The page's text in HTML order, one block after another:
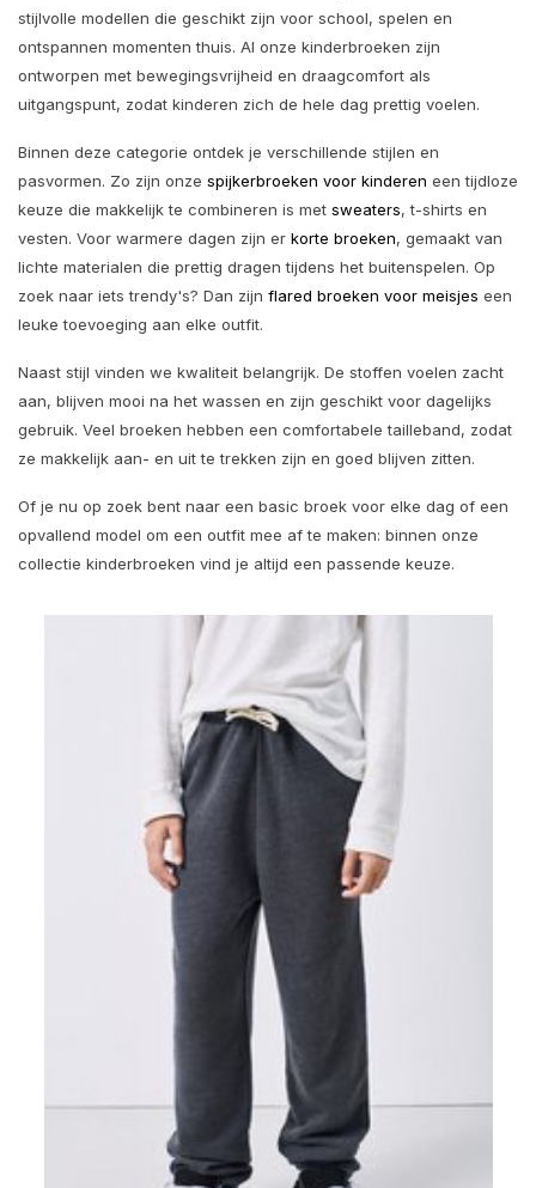
stijlvolle modellen die geschikt zijn voor school, spelen en
ontspannen momenten thuis. Al onze kinderbroeken zijn
ontworpen met bewegingsvrijheid en draagcomfort als
uitgangspunt, zodat kinderen zich de hele dag prettig voelen.
Binnen deze categorie ontdek je verschillende stijlen en
pasvormen. Zo zijn onze spijkerbroeken voor kinderen een tijdloze
keuze die makkelijk te combineren is met sweaters, t-shirts en
vesten. Voor warmere dagen zijn er korte broeken, gemaakt van
lichte materialen die prettig dragen tijdens het buitenspelen. Op
zoek naar iets trendy's? Dan zijn flared broeken voor meisjes een
leuke toevoeging aan elke outfit.
Naast stijl vinden we kwaliteit belangrijk. De stoffen voelen zacht
aan, blijven mooi na het wassen en zijn geschikt voor dagelijks
gebruik. Veel broeken hebben een comfortabele tailleband, zodat
ze makkelijk aan- en uit te trekken zijn en goed blijven zitten.
Of je nu op zoek bent naar een basic broek voor elke dag of een
opvallend model om een outfit mee af te maken: binnen onze
collectie kinderbroeken vind je altijd een passende keuze.